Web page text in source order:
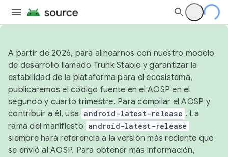
A partir de 2026, para alinearnos con nuestro modelo
de desarrollo llamado Trunk Stable y garantizar la
estabilidad de la plataforma para el ecosistema,
publicaremos el código fuente en el AOSP en el
segundo y cuarto trimestre. Para compilar el AOSP y
contribuir a él, usa android-latest-release . La
rama del manifiesto android-latest-release
siempre hará referencia a la versión más reciente que
se envió al AOSP. Para obtener más información,